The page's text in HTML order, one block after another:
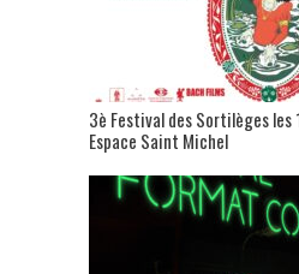
3è Festival des Sortilèges
Espace Saint Michel